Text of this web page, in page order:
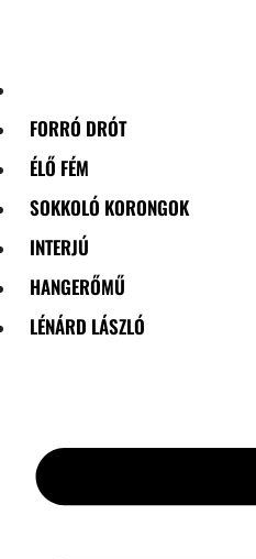
FORRÓ DRÓT
ÉLŐ FÉM
SOKKOLÓ KORONGOK
INTERJÚ
HANGERŐMŰ
LÉNÁRD LÁSZLÓ